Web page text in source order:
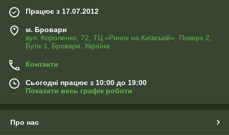
Працює з 17.07.2012
м. Бровари
вул. Короленко, 72, ТЦ «Ринок на Київській», Поверх 2,
Бутік 1, Бровари, Україна
Контакти
Сьогодні працює з 10:00 до 19:00
Показати весь графік роботи
Про нас